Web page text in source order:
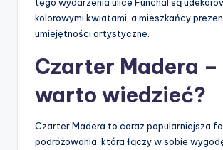
kolorowymi kwiatami, a mieszkańcy
umiejętności artystyczne.
Czarter Madera –
warto wiedzieć?
Czarter Madera to coraz popularniejsza
podróżowania, która łączy w sobie